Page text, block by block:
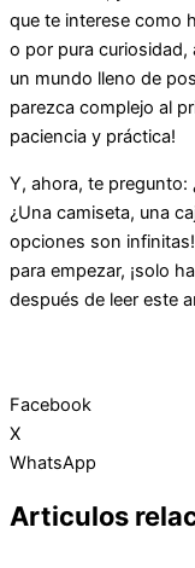
que te interese como
o por pura curiosidad,
un mundo lleno de
parezca complejo al
paciencia y práctica!
Y, ahora, te pregunto:
¿Una camiseta, una
opciones son
para empezar, ¡solo
después de leer este
Facebook
X
WhatsApp
Articulos